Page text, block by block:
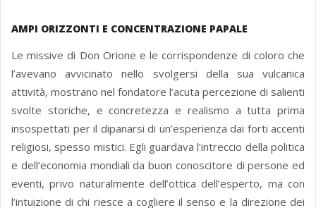
AMPI ORIZZONTI E CONCENTRAZIONE PAPALE
Le missive di Don Orione e le corrispondenze di coloro che
l’avevano avvicinato nello svolgersi della sua vulcanica
attività, mostrano nel fondatore l’acuta percezione di salienti
svolte storiche, e concretezza e realismo a tutta prima
insospettati per il dipanarsi di un’esperienza dai forti accenti
religiosi, spesso mistici. Egli guardava l’intreccio della politica
e dell’economia mondiali da buon conoscitore di persone ed
eventi, privo naturalmente dell’ottica dell’esperto, ma con
l’intuizione di chi riesce a cogliere il senso e la direzione dei